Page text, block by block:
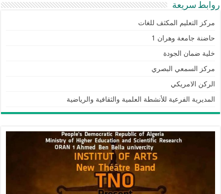
روابط سريعة
مركز التعليم المكثف للغات
حاضنة جامعة وهران 1
خلية ضمان الجودة
مركز السمعي البصري
الركن الامريكي
المديرية الفرعية للأنشطة العلمية والثقافية والرياضية